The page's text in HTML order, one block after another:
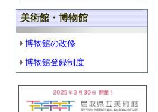
美術館・博物館
博物館の改修
博物館登録制度